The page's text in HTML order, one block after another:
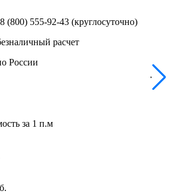
(800) 555-92-43 (круглосуточно)
расчет
России
за 1 п.м